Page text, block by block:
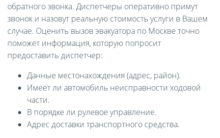
обратного звонка. Диспетчеры оперативно примут
звонок и назовут реальную стоимость услуги в Вашем
случае. Оценить вызов эвакуатора по Москве точно
поможет информация, которую попросит
предоставить диспетчер:
Данные местонахождения (адрес, район).
Имеет ли автомобиль неисправности ходовой
части.
В порядке ли рулевое управление.
Адрес доставки транспортного средства.